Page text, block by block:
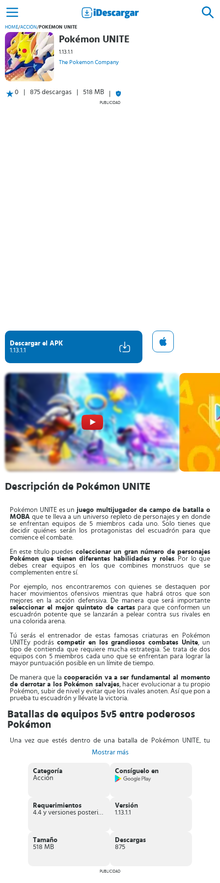
HOME/ACCIÓN/ POKÉMON UNITE
Pokémon UNITE
1.13.1.1
The Pokemon Company
0 875 descargas 518 MB
PUBLICIDAD
Descargar el APK
1.13.1.1
Descripción de Pokémon UNITE
Pokémon UNITE es un juego multijugador de campo de batalla o
MOBA que te lleva a un universo repleto de personajes y en donde
se enfrentan equipos de 5 miembros cada uno. Solo tienes que
decidir quiénes serán los protagonistas del escuadrón para que
comience el combate.
En este título puedes coleccionar un gran número de personajes
Pokémon que tienen diferentes habilidades y roles. Por lo que
debes crear equipos en los que combines monstruos que se
complementen entre sí.
Por ejemplo, nos encontraremos con quienes se destaquen por
hacer movimientos ofensivos mientras que habrá otros que son
mejores en la acción defensiva. De manera que será importante
seleccionar el mejor quinteto de cartaspara que conformen un
escuadrón potente que se lanzarán a pelear contra sus rivales en
una colorida arena.
Tú serás el entrenador de estas famosas criaturas en Pokémon
UNITEy podrás competir en los grandiosos combates Unite, un
tipo de contienda que requiere mucha estrategia. Se trata de dos
equipos con 5 miembros cada uno que se enfrentan para lograr la
mayor puntuación posible en un límite de tiempo.
De manera que la cooperación va a ser fundamental al momento
de derrotar a los Pokémon salvajes, hacer evolucionar a tu propio
Pokémon, subir de nivel y evitar que los rivales anoten. Así que pon a
prueba tu escuadrón y llévate la victoria.
Batallas de equipos 5v5 entre poderosos
Pokémon
Una vez que estés dentro de una batalla de Pokémon UNITE, tu
. Eso sí, no debes abandonar nunca la defensa de tu
En la parte izquierda de la pantalla está un joystick por medio del
cual puedes mover a los integrantes de equipo en cualquier área
Por otro lado, la forma de conquistar las bases contrarias es
encestar las Pokéball recolectadas sobre los círculos
territorio enemigo.
crear equipos de 5 componentes que sean realmente poderosos.
Mostrar más
Categoría
Acción
Consíguelo en
Requerimientos
4.4 y versiones posteriores
Versión
1.13.1.1
Tamaño
518 MB
Descargas
875
PUBLICIDAD